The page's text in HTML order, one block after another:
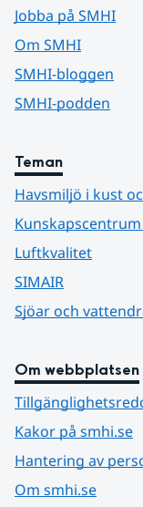
Jobba på SMHI
Om SMHI
SMHI-bloggen
SMHI-podden
Teman
Havsmiljö i kust
Luftkvalitet
SIMAIR
Sjöar och
Om webbplatsen
Kakor på smhi.se
Hantering av
Om smhi.se